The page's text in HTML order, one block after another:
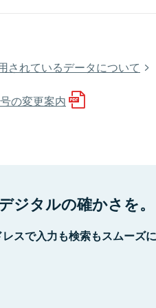
されているデータについて
の変更案内
ジタルの確かさを。
スで入力も検索もスムーズ